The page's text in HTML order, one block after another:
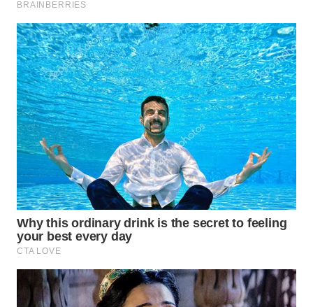
LABUHANBATU
WN
TAPANULI
TENGAH
WN DELI
SERDANG
WN
TEBING
TINGGI
WN
PAKPAK
WN
KARAWANG